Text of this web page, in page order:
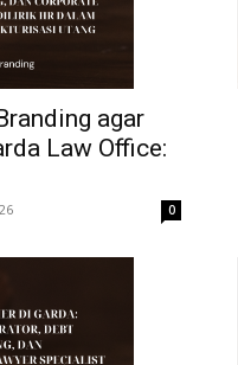
agar
Law Office:
0